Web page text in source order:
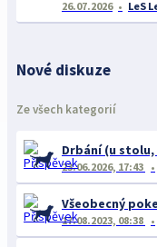
26.07.2026 LeS
Nové diskuze
Ze všech kategorií
Drbání (u
23.06.2026, 17:43
Všeobecný
17.08.2023, 08:38